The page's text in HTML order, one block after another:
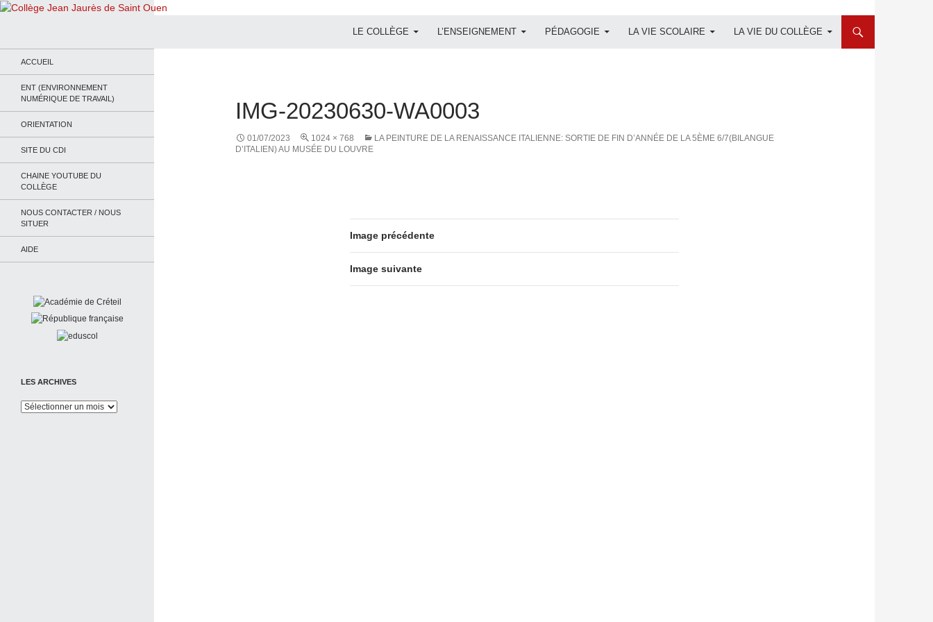
LE COLLÈGE L’ENSEIGNEMENT PÉDAGOGIE LA VIE SCOLAIRE LA VIE DU COLLÈGE
IMG-20230630-WA0003
01/07/2023 1024 × 768
LA PEINTURE DE LA RENAISSANCE ITALIENNE: SORTIE DE FIN D’ANNÉE DE LA 5ÈME 6/7(BILANGUE
D’ITALIEN) AU MUSÉE DU LOUVRE
Image précédente
Image suivante
ACCUEIL
ENT (ENVIRONNEMENT
NUMÉRIQUE DE TRAVAIL)
ORIENTATION
SITE DU CDI
CHAINE YOUTUBE DU
COLLÈGE
NOUS CONTACTER / NOUS
SITUER
AIDE
LES ARCHIVES
Les